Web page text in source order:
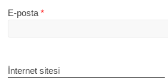
E-posta*
İnternet sitesi